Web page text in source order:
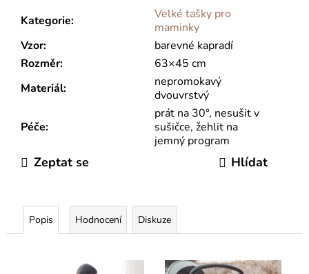
Kategorie:
Velké tašky pro
maminky
Vzor:
barevné kapradí
Rozměr:
63×45 cm
Materiál:
nepromokavý
dvouvrstvý
Péče:
prát na 30°, nesušit v
sušičce, žehlit na
jemný program
Zeptat se Hlídat
Popis Hodnocení Diskuze